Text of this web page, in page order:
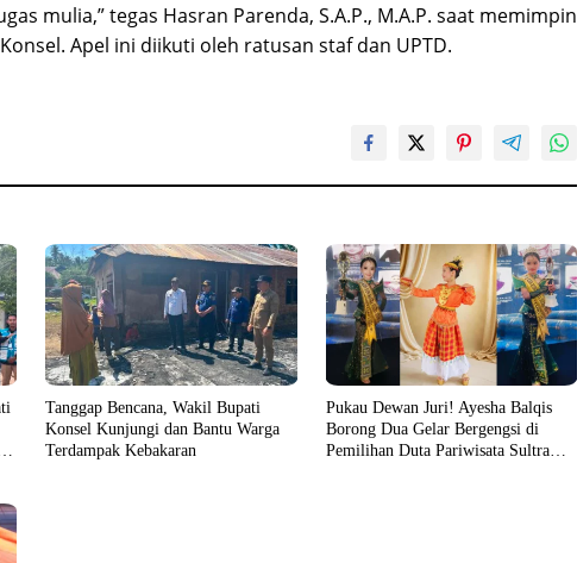
mulia,” tegas Hasran Parenda, S.A.P., M.A.P. saat memimpin
Apel ini diikuti oleh ratusan staf dan UPTD.
Tanggap Bencana, Wakil Bupati
Konsel Kunjungi dan Bantu Warga
Terdampak Kebakaran
Pukau Dewan Juri! Ayesha Balqis
Borong Dua Gelar Bergengsi di
Pemilihan Duta Pariwisata Sultra